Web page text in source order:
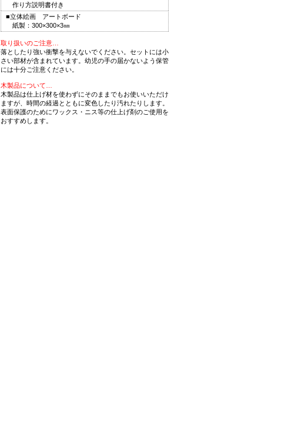
作り方説明書付き
■立体絵画 アートボード
紙製：300×300×3㎜
取り扱いのご注意…
落としたり強い衝撃を与えないでください。セットには小
さい部材が含まれています。幼児の手の届かないよう保管
には十分ご注意ください。
木製品について…
木製品は仕上げ材を使わずにそのままでもお使いいただけ
ますが、時間の経過とともに変色したり汚れたりします。
表面保護のためにワックス・ニス等の仕上げ剤のご使用を
おすすめします。